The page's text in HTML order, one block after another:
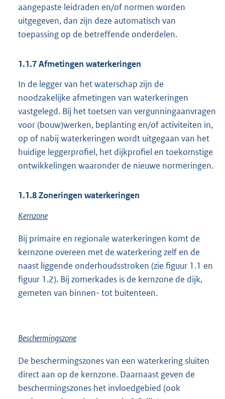
aangepaste leidraden en/of normen worden
uitgegeven, dan zijn deze automatisch van
toepassing op de betreffende onderdelen.
1.1.7Afmetingen waterkeringen
In de legger van het waterschap zijn de
noodzakelijke afmetingen van waterkeringen
vastgelegd. Bij het toetsen van vergunningaanvragen
voor (bouw)werken, beplanting en/of activiteiten in,
op of nabij waterkeringen wordt uitgegaan van het
huidige leggerprofiel, het dijkprofiel en toekomstige
ontwikkelingen waaronder de nieuwe normeringen.
1.1.8Zoneringen waterkeringen
Kernzone
Bij primaire en regionale waterkeringen komt de
kernzone overeen met de waterkering zelf en de
naast liggende onderhoudsstroken (zie figuur 1.1 en
figuur 1.2). Bij zomerkades is de kernzone de dijk,
gemeten van binnen- tot buitenteen.
Beschermingszone
De beschermingszones van een waterkering sluiten
direct aan op de kernzone. Daarnaast geven de
beschermingszones het invloedgebied (ook